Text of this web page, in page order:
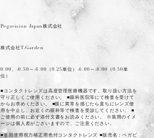
Pegavision Japan株式会社
株式会社T-Garden
0.00、-0.50～-6.00（0.25単位）-6.00～-8.00（0.50単
位）
■コンタクトレンズは高度管理医療機器です。取り扱い方法を
守り正しくご使用ください。 ■眼科医院等にて検査を受けて
からお求めください。 ■眼に異常を感じたら直ちにレンズ使
用を中止し、お近くの眼科等で検査を受診してください。 ■
ご使用の前に必ず添付文書をお読みください。 ※装用のイメ
ージは個人差がございますので、ご注意ください。
■単回使用視力補正用色付コンタクトレンズ ■販売名：ペガビ